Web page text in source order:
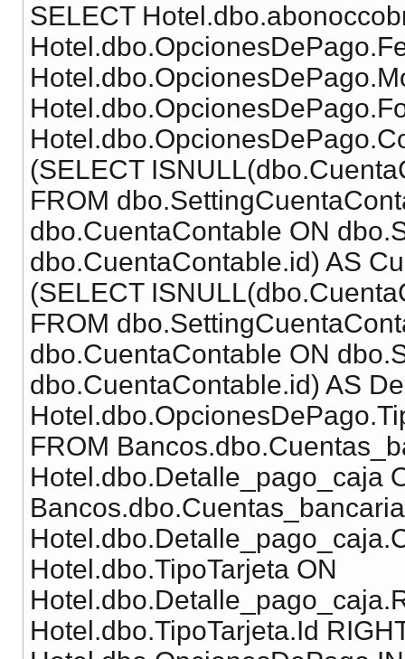
SELECT
(SELECT
FROM
dbo.CuentaContable ON
dbo.CuentaContable.id) AS
(SELECT
FROM
dbo.CuentaContable ON
dbo.CuentaContable.id) AS
FROM
Hotel.dbo.Detalle_pago_caja
Hotel.dbo.TipoTarjeta ON
Hotel.dbo.TipoTarjeta.Id